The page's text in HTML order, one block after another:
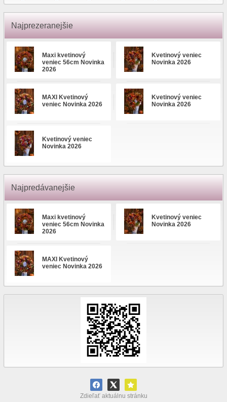
Najprezeranejšie
Maxi kvetinový
veniec 56cm Novinka
2026
Kvetinový veniec
Novinka 2026
MAXI Kvetinový
veniec Novinka 2026
Kvetinový veniec
Novinka 2026
Kvetinový veniec
Novinka 2026
Najpredávanejšie
Maxi kvetinový
veniec 56cm Novinka
2026
Kvetinový veniec
Novinka 2026
MAXI Kvetinový
veniec Novinka 2026
Zdieľať aktuálnu stránku